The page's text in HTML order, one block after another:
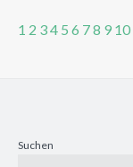
1 2 34 5 6 78 9 10
Suchen